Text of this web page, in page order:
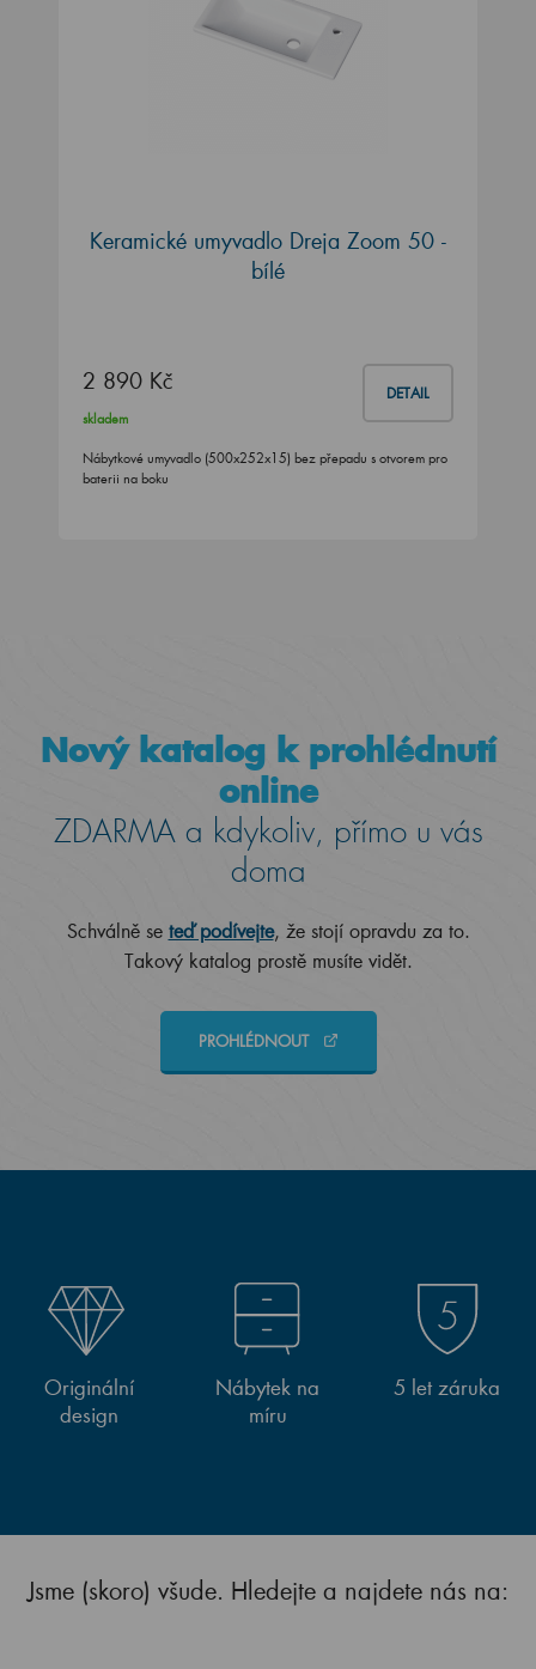
Keramické umyvadlo Dreja Zoom 50 -
bílé
2 890 Kč DETAIL
skladem
Nábytkové umyvadlo (500x252x15) bez přepadu s otvorem pro
baterii na boku
Nový katalog k prohlédnutí
online
ZDARMA a kdykoliv, přímo u vás
doma
Schválně se teď podívejte, že stojí opravdu za to.
Takový katalog prostě musíte vidět.
PROHLÉDNOUT
Originální
design
Nábytek na
míru
5 let záruka
Jsme (skoro) všude. Hledejte a najdete nás na: